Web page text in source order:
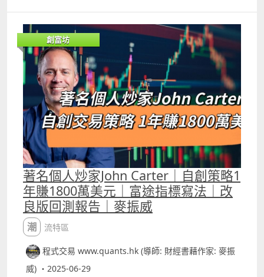
斷。筆者把這些方法綜合起來，也用了Random Forest把各
個入市準則加上「權重」。 策略已發佈給Patreon 會員及
Youtube 高級會員使用，留意策略只適合以「15秒」圖表
Daytrade。 已發佈至Trading View 的策略連結
httpswww.tradingview.comscriptHxqwR2NGT33%E9%A
6%99%E6%B8%AF%E6%9C%9F%E6%8C%87%E7%89%8
8beta17
創富坊
著名個人炒家John Carter｜自創策略1
年賺1800萬美元｜富途指標寫法｜改
良版回測報告｜麥振威
潮流特區
程式交易 www.quants.hk (導師: 財經書藉作家: 麥振
威) ・2025-06-29